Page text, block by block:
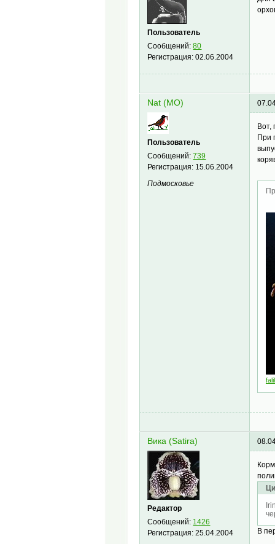
Пользователь
Сообщений:80
Регистрация:02.06.2004
Nat (МО)
Пользователь
Сообщений:739
Регистрация: 15.06.2004
Подмосковье
Вот,
При
Вика (Satira)
Редактор
Сообщений: 1426
Регистрация:25.04.2004
В